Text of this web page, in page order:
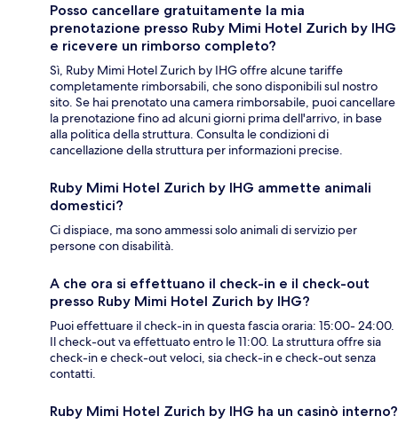
Posso cancellare gratuitamente la mia
prenotazione presso Ruby Mimi Hotel Zurich by IHG
e ricevere un rimborso completo?
Sì, Ruby Mimi Hotel Zurich by IHG offre alcune tariffe
completamente rimborsabili, che sono disponibili sul nostro
sito. Se hai prenotato una camera rimborsabile, puoi cancellare
la prenotazione fino ad alcuni giorni prima dell'arrivo, in base
alla politica della struttura. Consulta le condizioni di
cancellazione della struttura per informazioni precise.
Ruby Mimi Hotel Zurich by IHG ammette animali
domestici?
Ci dispiace, ma sono ammessi solo animali di servizio per
persone con disabilità.
A che ora si effettuano il check-in e il check-out
presso Ruby Mimi Hotel Zurich by IHG?
Puoi effettuare il check-in in questa fascia oraria: 15:00- 24:00.
Il check-out va effettuato entro le 11:00. La struttura offre sia
check-in e check-out veloci, sia check-in e check-out senza
contatti.
Ruby Mimi Hotel Zurich by IHG ha un casinò interno?